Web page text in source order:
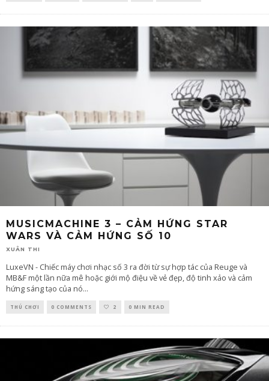
MUSICMACHINE 3 – CẢM HỨNG STAR
WARS VÀ CẢM HỨNG SỐ 10
XUÂN THI
LuxeVN - Chiếc máy chơi nhạc số 3 ra đời từ sự hợp tác của Reuge và
MB&F một lần nữa mê hoặc giới mộ điệu về vẻ đẹp, độ tinh xảo và cảm
hứng sáng tạo của nó...
THÚ CHƠI 0 COMMENTS 2 0 MIN READ